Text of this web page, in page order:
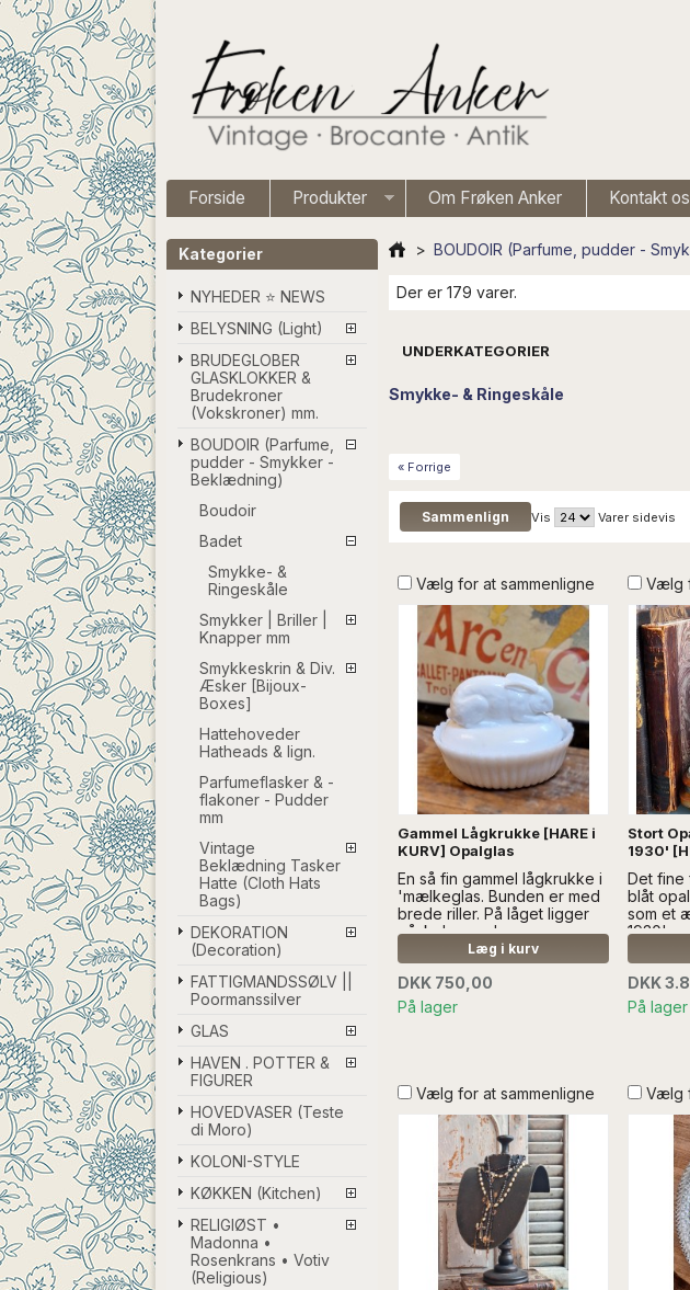
Forside Produkter Om Frøken Anker Kontakt os
Kategorier
NYHEDER ⭐ NEWS
BELYSNING (Light)
BRUDEGLOBER
GLASKLOKKER &
Brudekroner
(Vokskroner) mm.
BOUDOIR (Parfume,
pudder - Smykker -
Beklædning)
Boudoir
Badet
Smykke- &
Ringeskåle
Smykker | Briller |
Knapper mm
Smykkeskrin & Div.
Æsker [Bijoux-
Boxes]
Hattehoveder
Hatheads & lign.
Parfumeflasker & -
flakoner - Pudder
mm
Vintage
Beklædning Tasker
Hatte (Cloth Hats
Bags)
DEKORATION
(Decoration)
FATTIGMANDSSØLV ||
Poormanssilver
GLAS
HAVEN . POTTER &
FIGURER
HOVEDVASER (Teste
di Moro)
KOLONI-STYLE
KØKKEN (Kitchen)
RELIGIØST •
Madonna •
Rosenkrans • Votiv
(Religious)
> BOUDOIR (Parfume, pudder -
Der er 179 varer.
UNDERKATEGORIER
Smykke- & Ringeskåle
« Forrige
Vis Varer sidevis
Vælg for at sammenligne
Gammel Lågkrukke [HARE i
KURV] Opalglas
En så fin gammel lågkrukke i
'mælkeglas. Bunden er med
brede riller. På låget ligger
påskeharen...Læs mere
SÆLGES UDEN ANDEN
DEKORATION
Læg i kurv
DKK 750,00
På lager
Vælg
Stort
1930'
Det fine
blåt
som et
har en
mere
DKK
På lager
Vælg for at sammenligne Vælg